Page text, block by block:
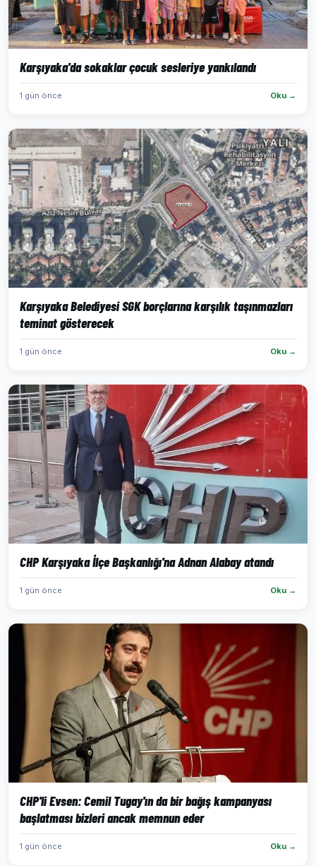
Karşıyaka'da sokaklar çocuk sesleriye yankılandı
1 gün önce Oku →
Karşıyaka Belediyesi SGK borçlarına karşılık taşınmazları
teminat gösterecek
1 gün önce Oku →
CHP Karşıyaka İlçe Başkanlığı'na Adnan Alabay atandı
1 gün önce Oku →
CHP'li Evsen: Cemil Tugay'ın da bir bağış kampanyası
başlatması bizleri ancak memnun eder
1 gün önce Oku →